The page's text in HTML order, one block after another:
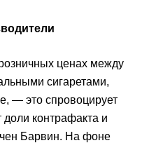
ценах между
сигаретами,
— это спровоцирует
доли контрафакта и
Барвин. На фоне